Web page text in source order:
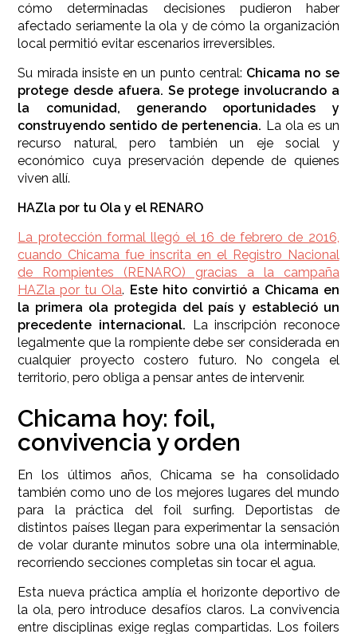
cómo determinadas decisiones pudieron haber
afectado seriamente la ola y de cómo la organización
local permitió evitar escenarios irreversibles.
Su mirada insiste en un punto central: Chicama no se
protege desde afuera. Se protege involucrando a
la comunidad, generando oportunidades y
construyendo sentido de pertenencia. La ola es un
recurso natural, pero también un eje social y
económico cuya preservación depende de quienes
viven allí.
HAZla por tu Ola y el RENARO
La protección formal llegó el 16 de febrero de 2016,
cuando Chicama fue inscrita en el Registro Nacional
de Rompientes (RENARO) gracias a la campaña
HAZla por tu Ola. Este hito convirtió a Chicama en
la primera ola protegida del país y estableció un
precedente internacional. La inscripción reconoce
legalmente que la rompiente debe ser considerada en
cualquier proyecto costero futuro. No congela el
territorio, pero obliga a pensar antes de intervenir.
Chicama hoy: foil,
convivencia y orden
En los últimos años, Chicama se ha consolidado
también como uno de los mejores lugares del mundo
para la práctica del foil surfing. Deportistas de
distintos países llegan para experimentar la sensación
de volar durante minutos sobre una ola interminable,
recorriendo secciones completas sin tocar el agua.
Esta nueva práctica amplía el horizonte deportivo de
la ola, pero introduce desafíos claros. La convivencia
entre disciplinas exige reglas compartidas. Los foilers